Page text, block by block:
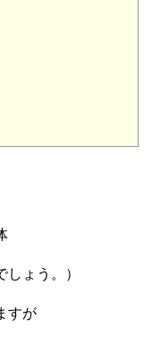
しょう。）
すが